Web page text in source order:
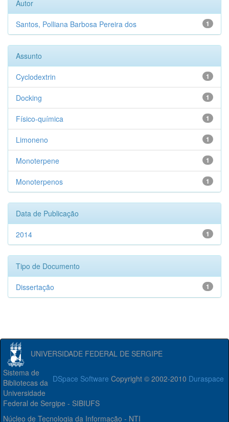
Autor
1
Santos, Polliana Barbosa Pereira dos
Assunto
1
Cyclodextrin
1
Docking
1
Físico-química
1
Limoneno
1
Monoterpene
1
Monoterpenos
Data de Publicação
1
2014
Tipo de Documento
1
Dissertação
UNIVERSIDADE FEDERAL DE SERGIPE
DSpace Software Copyright © 2002-2010 Duraspace
Sistema de
Bibliotecas da
Universidade
Federal de Sergipe - SIBIUFS
Núcleo de Tecnologia da Informação - NTI